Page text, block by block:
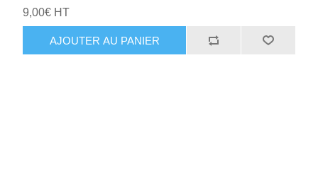
9,00€ HT
AJOUTER AU PANIER